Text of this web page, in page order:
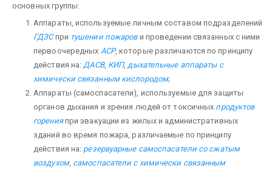
основных группы:
Аппараты, используемые личным составом подразделений
ГДЗСпри тушении пожарови проведении связанных с ними
первоочередных АСР, которые различаются по принципу
действия на: ДАСВ, КИП, дыхательные аппараты с
химически связанным кислородом;
Аппараты (самоспасатели), используемые для защиты
органов дыхания и зрения людей от токсичных продуктов
горенияпри эвакуации из жилых и административных
зданий во время пожара, различаемые по принципу
действия на: резервуарные самоспасатели со сжатым
воздухом, самоспасатели с химически связанным